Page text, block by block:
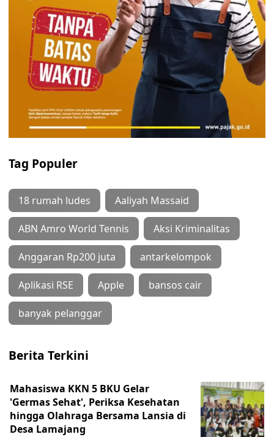
Tag Populer
18 rumah ludes Aaliyah Massaid
ABN Amro World Tennis Aksi Kriminalitas
Anggaran Rp200 juta antarkelompok
Aplikasi RSE Apple bansos cair
banyak pelanggar
Berita Terkini
Mahasiswa KKN 5 BKU Gelar
'Germas Sehat', Periksa Kesehatan
hingga Olahraga Bersama Lansia di
Desa Lamajang